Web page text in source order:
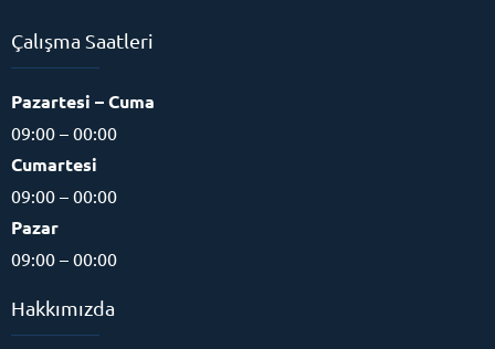
Çalışma Saatleri
Pazartesi – Cuma
09:00 – 00:00
Cumartesi
09:00 – 00:00
Pazar
09:00 – 00:00
Hakkımızda